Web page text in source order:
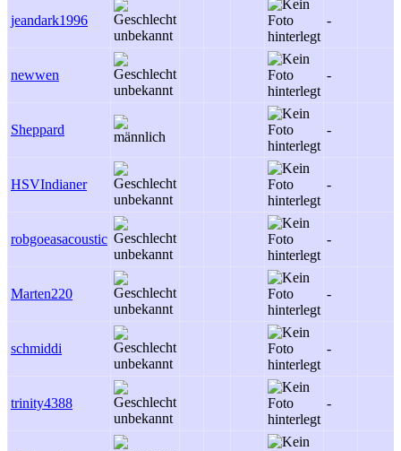
jeandark1996 -
newwen -
Sheppard -
HSVIndianer -
robgoeasacoustic -
Marten220 -
schmiddi -
trinity4388 -